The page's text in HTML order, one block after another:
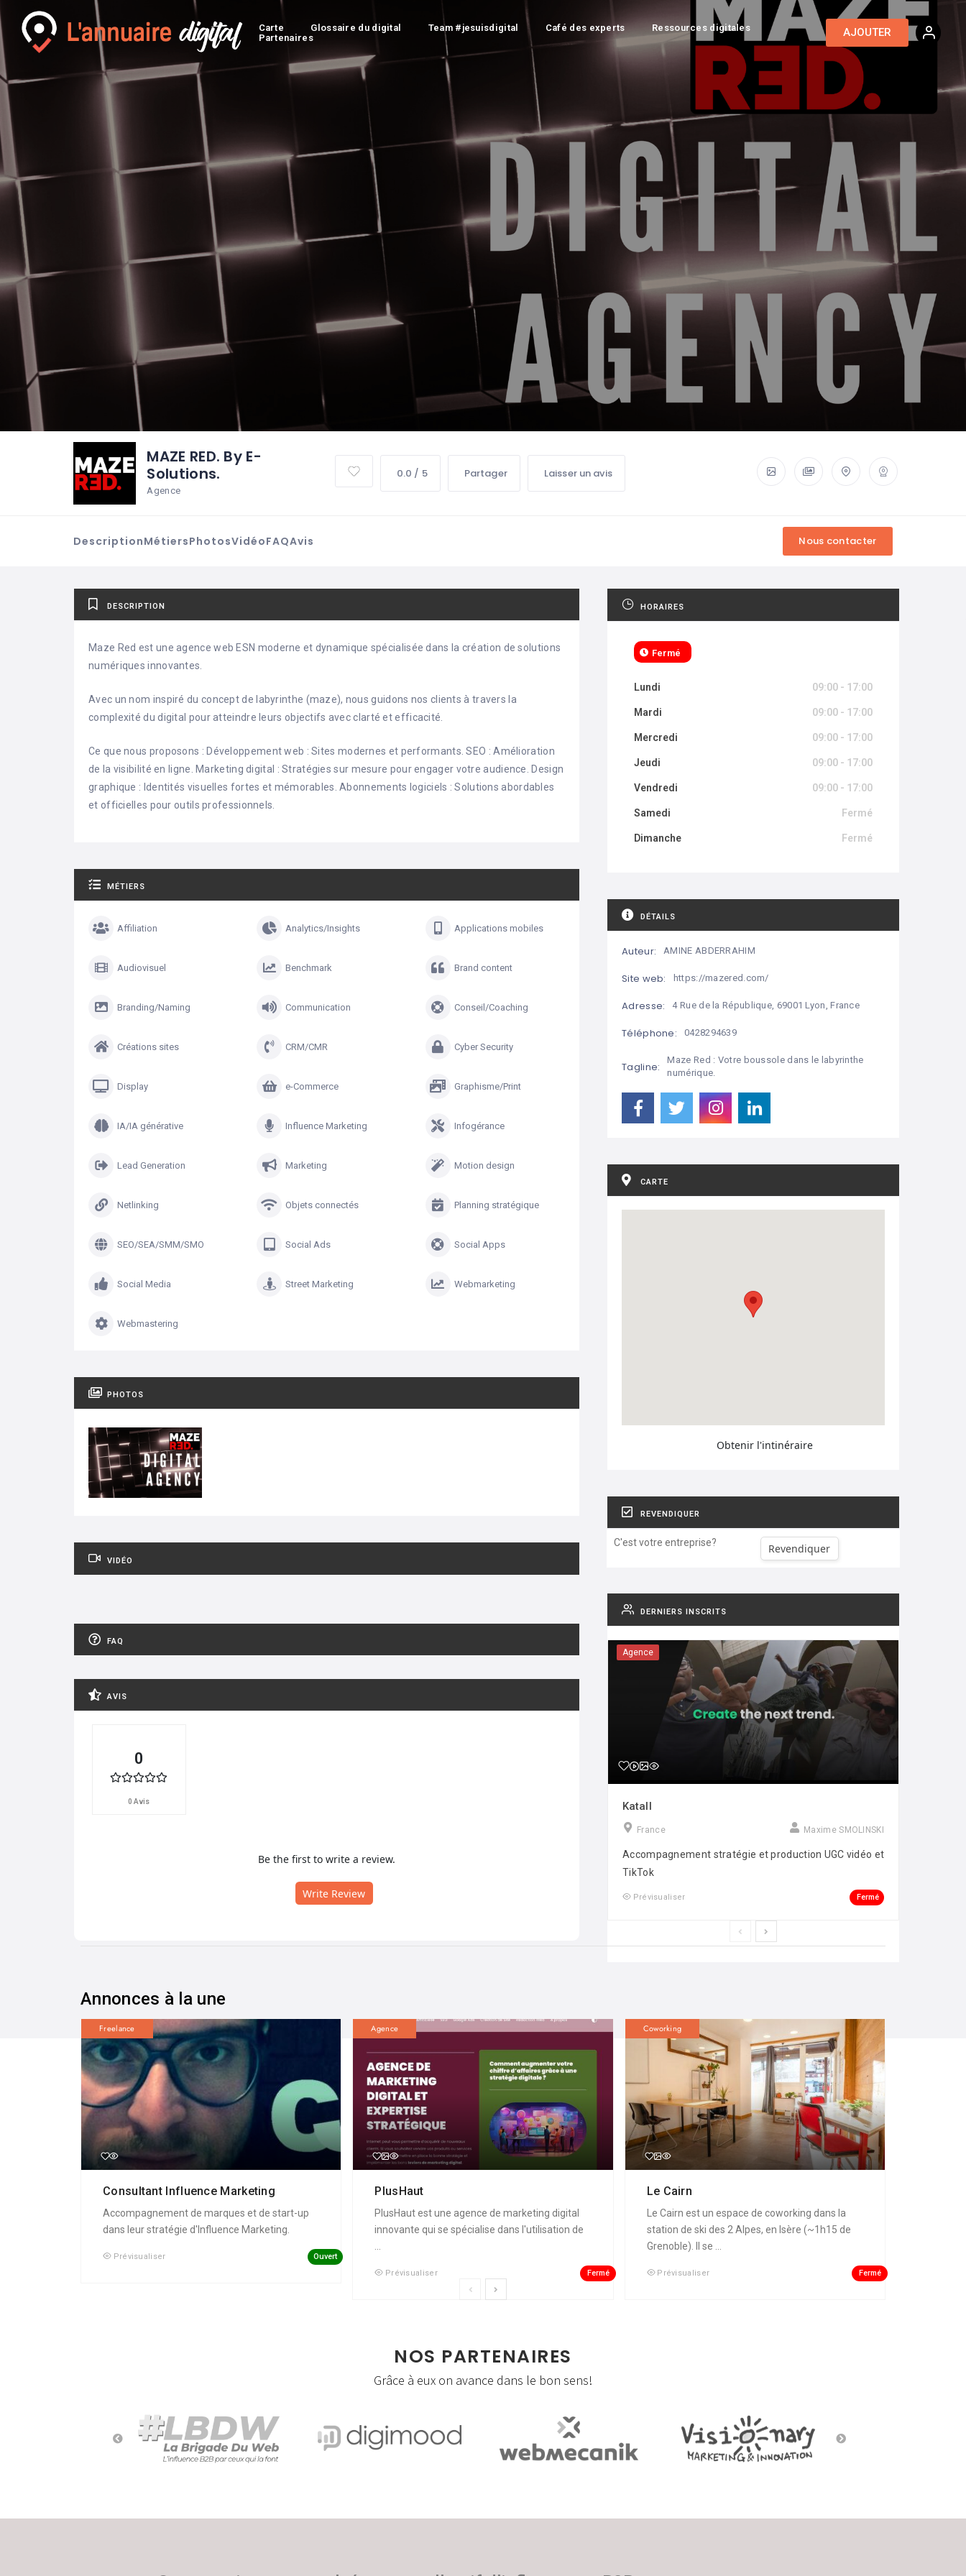
Carte Glossaire du digital Team #jesuisdigital Café des experts
Ressources digitales
Partenaires
AJOUTER
MAZE RED. By E-
Solutions.
Agence
0.0 / 5 Partager Laisser un avis
DescriptionMétiersPhotosVidéoFAQAvis
DESCRIPTION
Maze Red est une agence web ESN moderne et dynamique spécialisée dans la création de solutions
numériques innovantes.
Avec un nom inspiré du concept de labyrinthe (maze), nous guidons nos clients à travers la
complexité du digital pour atteindre leurs objectifs avec clarté et efficacité.
Ce que nous proposons : Développement web : Sites modernes et performants. SEO : Amélioration
de la visibilité en ligne. Marketing digital : Stratégies sur mesure pour engager votre audience. Design
graphique : Identités visuelles fortes et mémorables. Abonnements logiciels : Solutions abordables
et officielles pour outils professionnels.
MÉTIERS
Affiliation Analytics/Insights Applications mobiles
Audiovisuel Benchmark Brand content
Branding/Naming Communication Conseil/Coaching
Créations sites CRM/CMR Cyber Security
Display e-Commerce Graphisme/Print
IA/IA générative Influence Marketing Infogérance
Lead Generation Marketing Motion design
Netlinking Objets connectés Planning stratégique
SEO/SEA/SMM/SMO Social Ads Social Apps
Social Media Street Marketing Webmarketing
Webmastering
PHOTOS
VIDÉO
FAQ
AVIS
0
0 Avis
Be the first to write a review.
Write Review
HORAIRES
Fermé
Lundi 09:00 - 17:00
Mardi 09:00 - 17:00
Mercredi 09:00 - 17:00
Jeudi 09:00 - 17:00
Vendredi 09:00 - 17:00
Samedi Fermé
Dimanche Fermé
DÉTAILS
Auteur: AMINE ABDERRAHIM
Site web: https://mazered.com/
Adresse: 4 Rue de la République, 69001 Lyon, France
Téléphone: 0428294639
Tagline:
Maze Red : Votre boussole dans le labyrinthe
numérique.
CARTE
Obtenir l'intinéraire
REVENDIQUER
C'est votre entreprise? Revendiquer
DERNIERS INSCRITS
Agence
Katall
France Maxime SMOLINSKI
Accompagnement stratégie et production UGC vidéo et
TikTok
Prévisualiser Fermé
Annonces à la une
Freelance
Consultant Influence Marketing
Accompagnement de marques et de start-up
dans leur stratégie d'Influence Marketing.
Prévisualiser Ouvert
Agence
PlusHaut
PlusHaut est une agence de marketing digital
innovante qui se spécialise dans l'utilisation de
...
Prévisualiser Fermé
Coworking
Le Cairn
Le Cairn est un espace de coworking dans la
station de ski des 2 Alpes, en Isère (~1h15 de
Grenoble). Il se ...
Prévisualiser Fermé
NOS PARTENAIRES
Grâce à eux on avance dans le bon sens!